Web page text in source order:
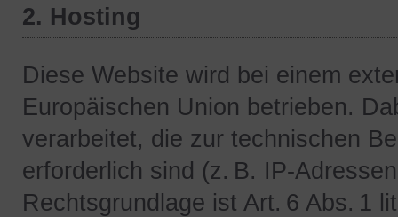
2. Hosting
Diese Website wird bei einem
Europäischen Union betrieben.
verarbeitet, die zur technischen
erforderlich sind (z. B. IP-
Rechtsgrundlage ist Art. 6 Abs. 1